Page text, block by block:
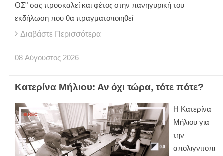
ΟΣ" σας προσκαλεί και φέτος στην πανηγυρική του
εκδήλωση που θα πραγματοποιηθεί
Διαβάστε Περισσότερα
08 Αύγουστος 2026
Κατερίνα Μήλιου: Αν όχι τώρα, τότε πότε?
H Κατερίνα
Μήλιου για
την
απολιγνιτοπι